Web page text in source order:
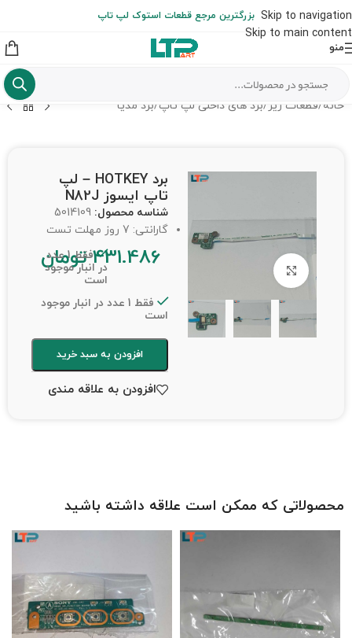
Skip to navigation
Skip to main content
از شهرستان به عهده مشتری است)
بزرگترین مرجع قطعات استوک لپ تاپ
منو
خانه /قطعات ریز /برد های داخلی لپ تاپ/برد مدیا
برای بزرگنمایی کلیک کنید
برد HOTKEY – لپ
تاپ ایسوز N82J
شناسه محصول: 5014109
گارانتی: 7 روز مهلت تست
431.486 تومان
فقط 1 عدد
در انبار موجود
است
فقط 1 عدد در انبار موجود
است
افزودن به سبد خرید
افزودن به علاقه مندی
محصولاتی که ممکن است علاقه داشته باشید